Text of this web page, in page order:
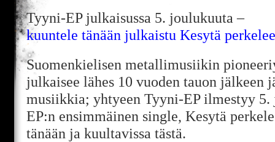
Tyyni-EP julkaisussa 5. joulukuuta –
kuuntele tänään julkaistu Kesytä
Suomenkielisen metallimusiikin
julkaisee lähes 10 vuoden tauon jälkeen
musiikkia; yhtyeen Tyyni-EP ilmestyy 5.
EP:n ensimmäinen single, Kesytä
tänään ja kuultavissa tästä.